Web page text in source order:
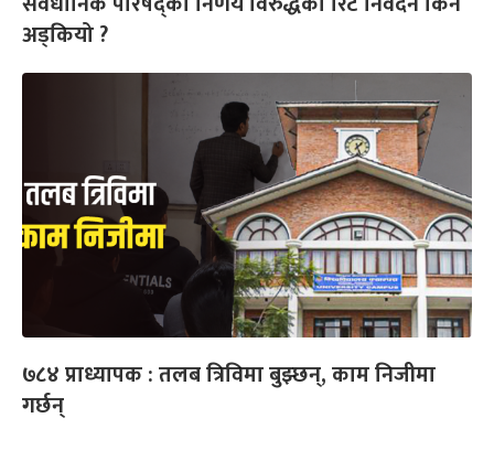
अड्कियो ?
७८४ प्राध्यापक : तलब त्रिविमा बुझ्छन्, काम निजीमा
गर्छन्